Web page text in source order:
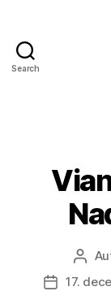
Search
Autor
článku
Dátum
17.